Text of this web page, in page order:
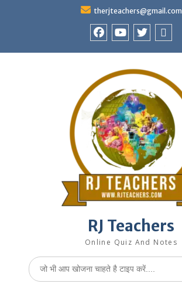
therjteachers@gmail.com
RJ Teachers
Online Quiz And Notes
Search
for: